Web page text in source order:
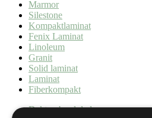
Marmor
Silestone
Kompaktlaminat
Fenix Laminat
Linoleum
Granit
Solid laminat
Laminat
Fiberkompakt
Dekton bordplader